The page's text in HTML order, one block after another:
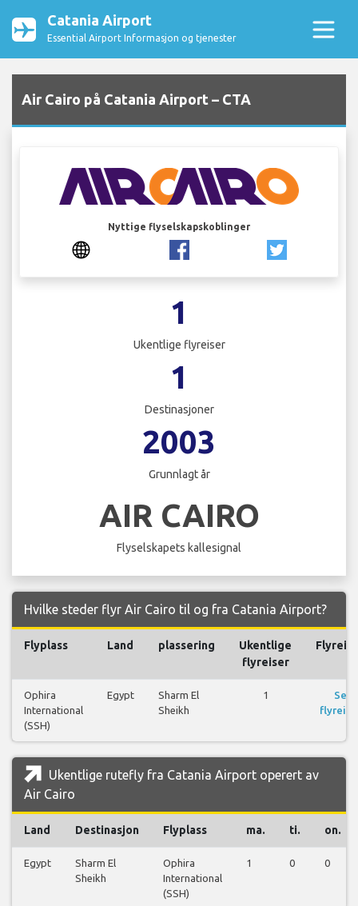
Catania Airport
Essential Airport Informasjon og tjenester
Air Cairo på Catania Airport – CTA
Nyttige flyselskapskoblinger
1
Ukentlige flyreiser
1
Destinasjoner
2003
Grunnlagt år
AIR CAIRO
Flyselskapets kallesignal
Hvilke steder flyr Air Cairo til og fra Catania Airport?
Flyplass Land plassering
Ukentlige
flyreiser
Ophira
International
(SSH)
Egypt
Sharm El
Sheikh
1
Se
Ukentlige rutefly fra Catania Airport operert av
Air Cairo
Land Destinasjon Flyplass ma. ti. on.
Egypt
Sharm El
Sheikh
Ophira
International
(SSH)
1 0 0